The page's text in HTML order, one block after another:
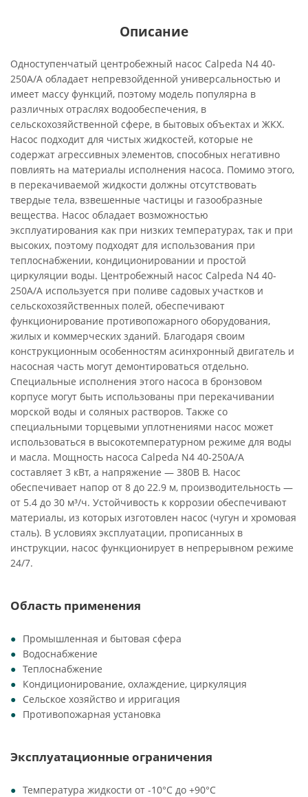
Описание
Одноступенчатый центробежный насос Calpeda N4 40-
250A/A обладает непревзойденной универсальностью и
имеет массу функций, поэтому модель популярна в
различных отраслях водообеспечения, в
сельскохозяйственной сфере, в бытовых объектах и ЖКХ.
Насос подходит для чистых жидкостей, которые не
содержат агрессивных элементов, способных негативно
повлиять на материалы исполнения насоса. Помимо этого,
в перекачиваемой жидкости должны отсутствовать
твердые тела, взвешенные частицы и газообразные
вещества. Насос обладает возможностью
эксплуатирования как при низких температурах, так и при
высоких, поэтому подходят для использования при
теплоснабжении, кондиционировании и простой
циркуляции воды. Центробежный насос Calpeda N4 40-
250A/A используется при поливе садовых участков и
сельскохозяйственных полей, обеспечивают
функционирование противопожарного оборудования,
жилых и коммерческих зданий. Благодаря своим
конструкционным особенностям асинхронный двигатель и
насосная часть могут демонтироваться отдельно.
Специальные исполнения этого насоса в бронзовом
корпусе могут быть использованы при перекачивании
морской воды и соляных растворов. Также со
специальными торцевыми уплотнениями насос может
использоваться в высокотемпературном режиме для воды
и масла. Мощность насоса Calpeda N4 40-250A/A
составляет 3 кВт, а напряжение — 380В В. Насос
обеспечивает напор от 8 до 22.9 м, производительность —
от 5.4 до 30 м³/ч. Устойчивость к коррозии обеспечивают
материалы, из которых изготовлен насос (чугун и хромовая
сталь). В условиях эксплуатации, прописанных в
инструкции, насос функционирует в непрерывном режиме
24/7.
Область применения
Промышленная и бытовая сфера
Водоснабжение
Теплоснабжение
Кондиционирование, охлаждение, циркуляция
Сельское хозяйство и ирригация
Противопожарная установка
Эксплуатационные ограничения
Температура жидкости от -10°C до +90°C